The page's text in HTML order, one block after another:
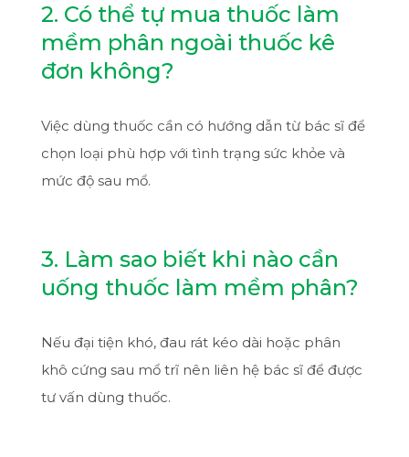
2. Có thể tự mua thuốc làm
mềm phân ngoài thuốc kê
đơn không?
Việc dùng thuốc cần có hướng dẫn từ bác sĩ để
chọn loại phù hợp với tình trạng sức khỏe và
mức độ sau mổ.
3. Làm sao biết khi nào cần
uống thuốc làm mềm phân?
Nếu đại tiện khó, đau rát kéo dài hoặc phân
khô cứng sau mổ trĩ nên liên hệ bác sĩ để được
tư vấn dùng thuốc.